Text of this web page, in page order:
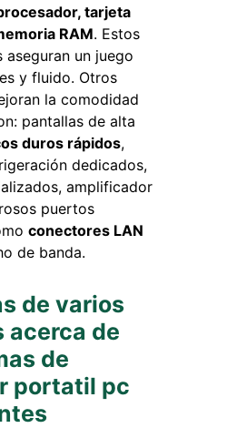
tarjeta
RAM. Estos
un juego
y fluido. Otros
la comodidad
pantallas de alta
duros rápidos,
dedicados,
amplificador
puertos
conectores LAN
de banda.
de varios
de
de
portatil pc